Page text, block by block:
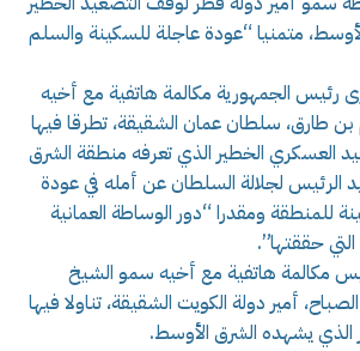
متمنيا “عودة عاجلة للسكينة والسلم
رئيس الجمهورية مكالمة هاتفية مع أخيه
طارق، سلطان عمان الشقيقة، تطرقا فيها
العسكري الخطير الذي تعرفه منطقة الشرق
الرئيس لجلالة السلطان عن أمله في عودة
للمنطقة ومقدرا “دور الوساطة العمانية
التي حققتها”.
مكالمة هاتفية مع أخيه سمو الشيخ
أمير دولة الكويت الشقيقة، تناولا فيها
الذي يشهده الشرق الأوسط.